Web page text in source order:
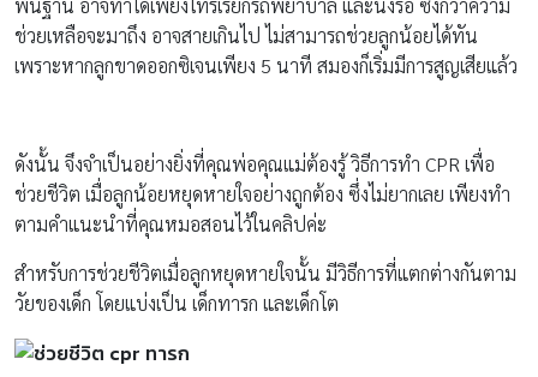
ช่วยเหลือจะมาถึง อาจสายเกินไป ไม่สามารถช่วยลูกน้อยได้ทัน
เพราะหากลูกขาดออกซิเจนเพียง 5 นาที สมองก็เริ่มมีการสูญเสียแล้ว
ดังนั้น จึงจำเป็นอย่างยิ่งที่คุณพ่อคุณแม่ต้องรู้ วิธีการทำ CPR เพื่อ
ช่วยชีวิต เมื่อลูกน้อยหยุดหายใจอย่างถูกต้อง ซึ่งไม่ยากเลย เพียงทำ
ตามคำแนะนำที่คุณหมอสอนไว้ในคลิปค่ะ
สำหรับการช่วยชีวิตเมื่อลูกหยุดหายใจนั้น มีวิธีการที่แตกต่างกันตาม
วัยของเด็ก โดยแบ่งเป็น เด็กทารก และเด็กโต